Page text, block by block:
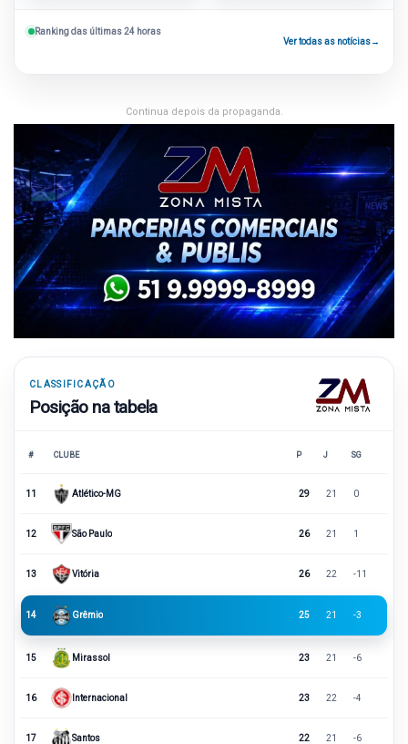
Ranking das últimas 24 horas
Ver todas as notícias→
Continua depois da propaganda.
CLASSIFICAÇÃO
Posição na tabela
# CLUBE P J SG
11 Atlético-MG 29 21 0
12 São Paulo 26 21 1
13 Vitória 26 22 -11
14 Grêmio 25 21 -3
15 Mirassol 23 21 -6
16 Internacional 23 22 -4
17 Santos 22 21 -6